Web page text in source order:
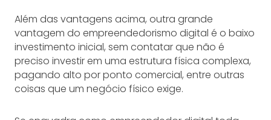
Além das vantagens acima, outra grande
vantagem do empreendedorismo digital é o baixo
investimento inicial, sem contatar que não é
preciso investir em uma estrutura física complexa,
pagando alto por ponto comercial, entre outras
coisas que um negócio físico exige.